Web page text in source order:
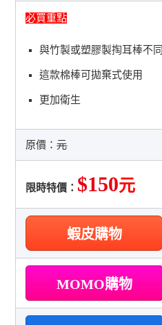
必買重點
與竹製或塑膠製掏耳棒不同
這款棉棒可拋棄式使用
更加衛生
原價：元
限時特價： $150元
蝦皮購物
MOMO購物